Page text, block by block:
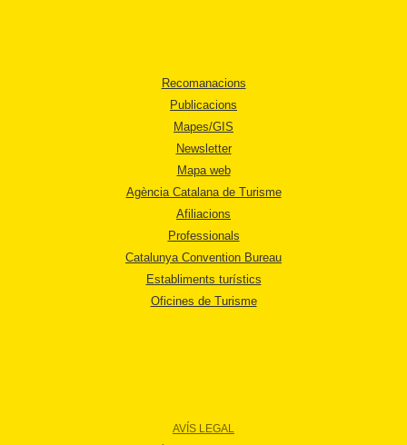
Recomanacions
Publicacions
Mapes/GIS
Newsletter
Mapa web
Agència Catalana de Turisme
Afiliacions
Professionals
Catalunya Convention Bureau
Establiments turístics
Oficines de Turisme
AVÍS LEGAL